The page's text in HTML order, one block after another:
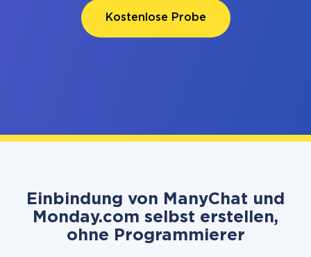
Kostenlose Probe
Einbindung von ManyChat und
Monday.com selbst erstellen,
ohne Programmierer